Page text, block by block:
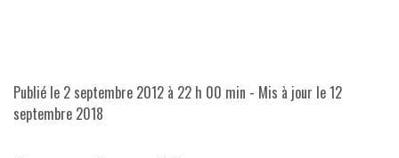
Publié le 2 septembre 2012 à 22 h 00 min - Mis à jour le12
septembre 2018